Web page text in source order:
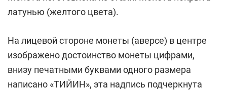
латунью (желтого цвета).
На лицевой стороне монеты (аверсе) в центре
изображено достоинство монеты цифрами,
внизу печатными буквами одного размера
написано «ТИЙИН», эта надпись подчеркнута